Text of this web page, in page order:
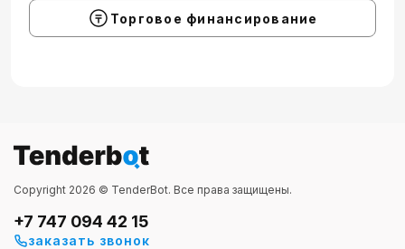
Торговое финансирование
Copyright 2026 © TenderBot. Все права защищены.
+7 747 094 42 15
заказать звонок